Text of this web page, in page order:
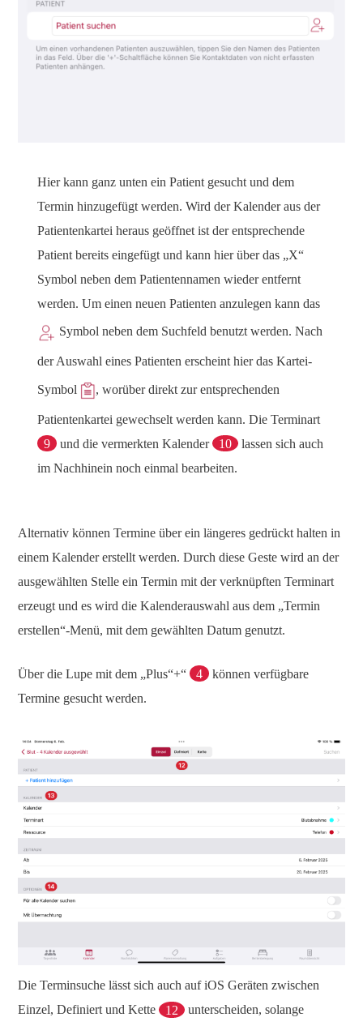
Hier kann ganz unten ein Patient gesucht und dem
Termin hinzugefügt werden. Wird der Kalender aus der
Patientenkartei heraus geöffnet ist der entsprechende
Patient bereits eingefügt und kann hier über das „X“
Symbol neben dem Patientennamen wieder entfernt
werden. Um einen neuen Patienten anzulegen kann das
Symbol neben dem Suchfeld benutzt werden. Nach
der Auswahl eines Patienten erscheint hier das Kartei-
Symbol , worüber direkt zur entsprechenden
Patientenkartei gewechselt werden kann. Die Terminart
9
und die vermerkten Kalender 10
lassen sich auch
im Nachhinein noch einmal bearbeiten.
Alternativ können Termine über ein längeres gedrückt halten in
einem Kalender erstellt werden. Durch diese Geste wird an der
ausgewählten Stelle ein Termin mit der verknüpften Terminart
erzeugt und es wird die Kalenderauswahl aus dem „Termin
erstellen“-Menü, mit dem gewählten Datum genutzt.
Über die Lupe mit dem „Plus“+“ 4
können verfügbare
Termine gesucht werden.
Die Terminsuche lässt sich auch auf iOS Geräten zwischen
Einzel, Definiert und Kette
12
unterscheiden, solange